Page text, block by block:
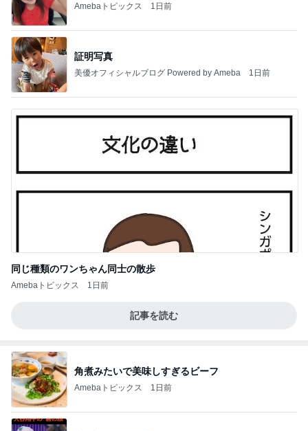
Amebaトピックス 1日前
証明写真
美優オフィシャルブログ Powered by Ameba 1日前
同じ種類のワンちゃん同士の散歩
Amebaトピックス 1日前
記事を読む
角煮みたいで美味しすぎるビーフ
Amebaトピックス 1日前